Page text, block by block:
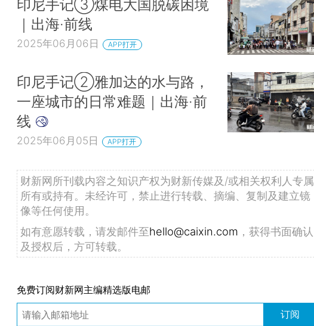
印尼手记③煤电大国脱碳困境
｜出海·前线
2025年06月06日 APP打开
印尼手记②雅加达的水与路，
一座城市的日常难题｜出海·前
线
2025年06月05日 APP打开
财新网所刊载内容之知识产权为财新传媒及/或相关权利人专属
所有或持有。未经许可，禁止进行转载、摘编、复制及建立镜
像等任何使用。
如有意愿转载，请发邮件至hello@caixin.com ，获得书面确认
及授权后，方可转载。
免费订阅财新网主编精选版电邮
订阅